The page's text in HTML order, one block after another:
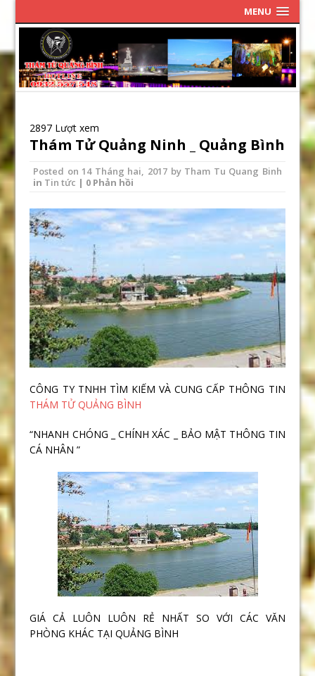
MENU
2897 Lượt xem
Thám Tử Quảng Ninh _ Quảng Bình
Posted on 14 Tháng hai, 2017 by Tham Tu Quang Binh
in Tin tức | 0 Phản hồi
CÔNG TY TNHH TÌM KIẾM VÀ CUNG CẤP THÔNG TIN
THÁM TỬ QUẢNG BÌNH
“NHANH CHÓNG _ CHÍNH XÁC _ BẢO MẬT THÔNG TIN
CÁ NHÂN ”
GIÁ CẢ LUÔN LUÔN RẺ NHẤT SO VỚI CÁC VĂN
PHÒNG KHÁC TẠI QUẢNG BÌNH